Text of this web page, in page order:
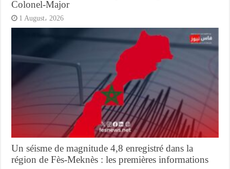
Colonel-Major
1 August، 2026
Un séisme de magnitude 4,8 enregistré dans la
région de Fès-Meknès : les premières informations